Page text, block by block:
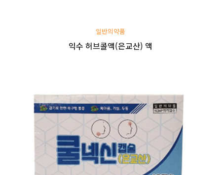
일반의약품
익수 허브콜액(은교산) 액